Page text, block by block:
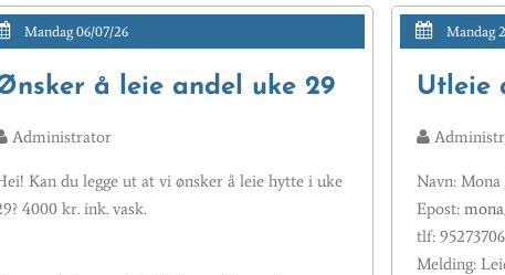
Mandag 06/07/26
å leie andel uke 29
Administrator
Kan du legge ut at vi ønsker å leie hytte i uke
4000 kr. ink. vask.
Mandag
Utleie
Navn:
Epost:
tlf: 95273706
Melding: